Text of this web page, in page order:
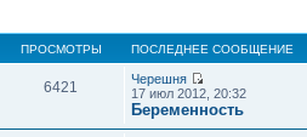
ПРОСМОТРЫ ПОСЛЕДНЕЕ СООБЩЕНИЕ
6421
Черешня
17 июл 2012, 20:32
Беременность